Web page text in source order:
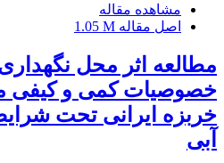
مشاهده مقاله
اصل مقاله 1.05 M
مطالعه اثر محل
خصوصیات کمی و کیفی
خربزه ایرانی تحت
آبی